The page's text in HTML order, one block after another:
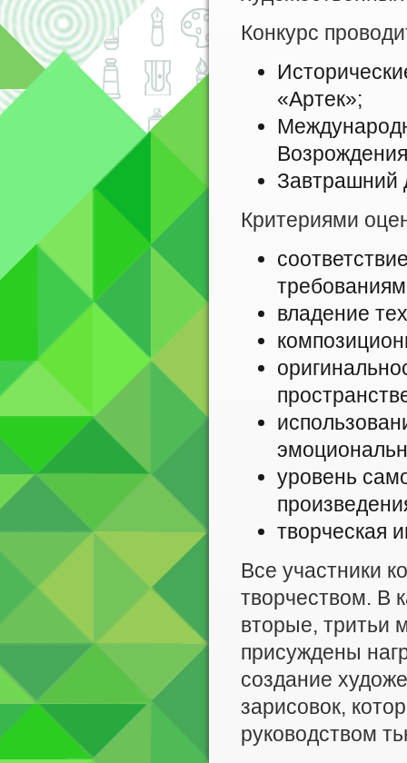
Конкурс
«Артек»;
Завтрашний
Критериями
владение
уровень
творческая
Все участники
творчеством. В
вторые, тритьи
присуждены
создание
зарисовок,
руководством